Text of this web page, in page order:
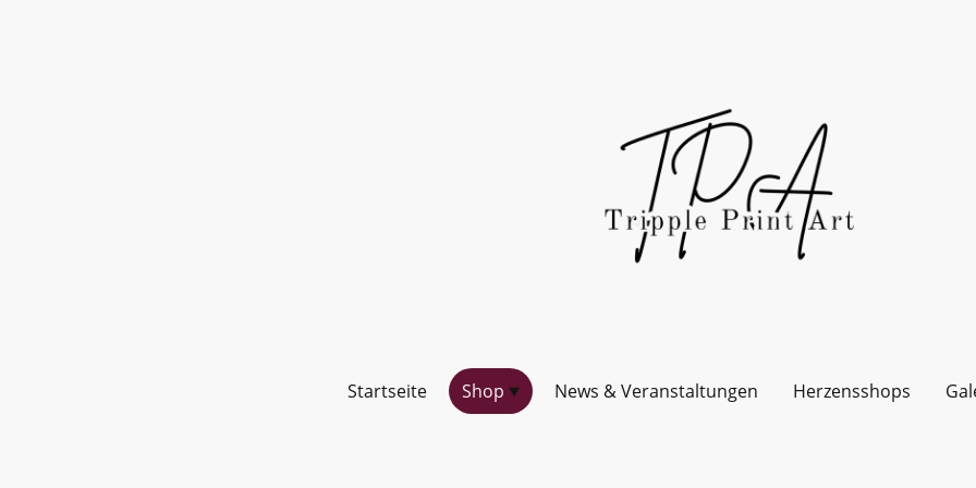
Startseite Shop News & Veranstaltungen Herzensshops